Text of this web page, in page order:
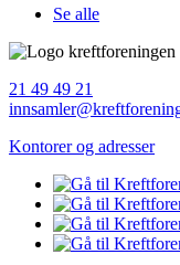
Se alle
21 49 49 21
Kontorer og adresser